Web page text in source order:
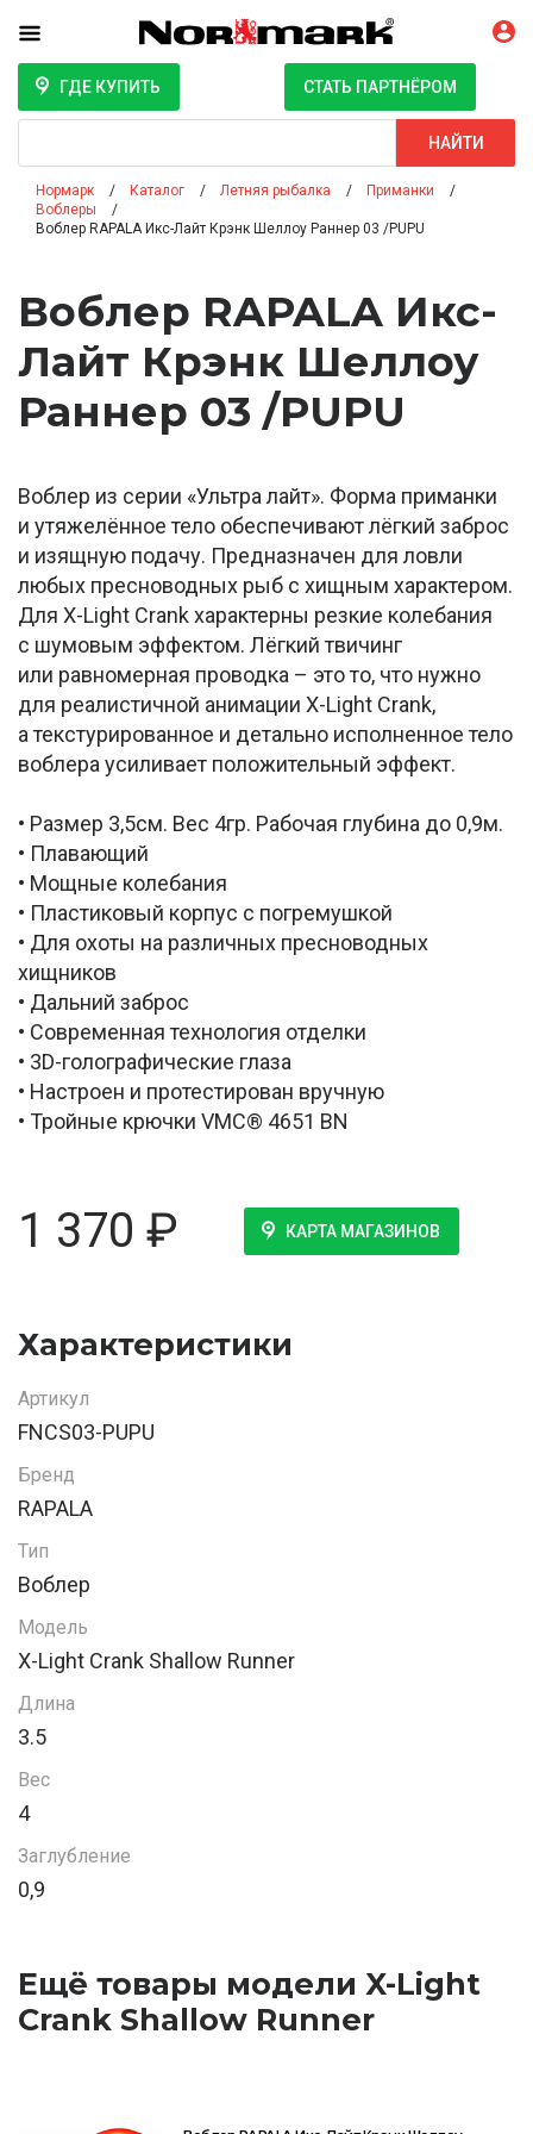
ГДЕ КУПИТЬ СТАТЬ ПАРТНЁРОМ
НАЙТИ
Нормарк Каталог Летняя рыбалка
Приманки
Воблеры
Воблер RAPALA Икс-Лайт Крэнк Шеллоу Раннер 03 /PUPU
Воблер RAPALA Икс-
Лайт Крэнк Шеллоу
Раннер 03 /PUPU
Воблер из серии «Ультра лайт». Форма приманки
и утяжелённое тело обеспечивают лёгкий заброс
и изящную подачу. Предназначен для ловли
любых пресноводных рыб с хищным характером.
Для X-Light Crank характерны резкие колебания
с шумовым эффектом. Лёгкий твичинг
или равномерная проводка – это то, что нужно
для реалистичной анимации X-Light Crank,
а текстурированное и детально исполненное тело
воблера усиливает положительный эффект.
• Размер 3,5см. Вес 4гр. Рабочая глубина до 0,9м.
• Плавающий
• Мощные колебания
• Пластиковый корпус с погремушкой
• Для охоты на различных пресноводных
хищников
• Дальний заброс
• Современная технология отделки
• 3D-голографические глаза
• Настроен и протестирован вручную
• Тройные крючки VMC® 4651 BN
1 370 ₽ КАРТА МАГАЗИНОВ
Характеристики
Артикул
FNCS03-PUPU
Бренд
RAPALA
Тип
Воблер
Модель
X-Light Crank Shallow Runner
Длина
3.5
Вес
4
Заглубление
0,9
Ещё товары модели X-Light
Crank Shallow Runner